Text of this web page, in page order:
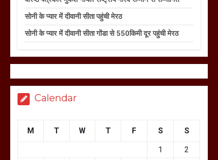
सोनी के प्यार में दीवानी सीता पहुंची मेरठ
सोनी के प्यार में दीवानी सीता गोंडा से 550किमी दूर पहुंची मेरठ
Calendar
M T W T F S S
1
2